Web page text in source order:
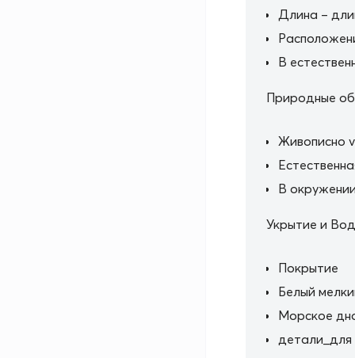
Длина –
В
Природные
Живописно
В
Укрытие и
Покрытие
Белый
Морское
детали_для